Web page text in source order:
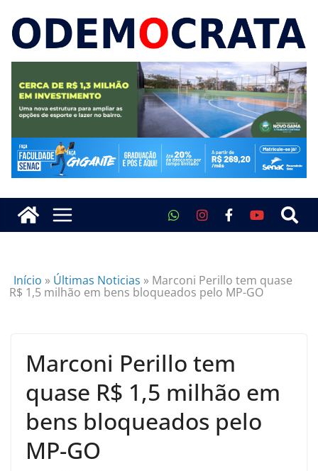
Início » Últimas Noticias » Marconi Perillo tem quase
R$ 1,5 milhão em bens bloqueados pelo MP-GO
Marconi Perillo tem
quase R$ 1,5 milhão em
bens bloqueados pelo
MP-GO